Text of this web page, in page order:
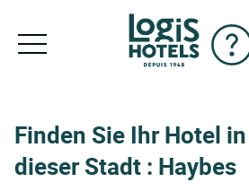
Finden Sie Ihr Hotel
dieser Stadt : Haybes